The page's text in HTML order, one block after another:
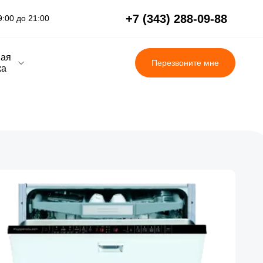
до 21:00 +7 (343) 288-09-88
Перезвоните мне